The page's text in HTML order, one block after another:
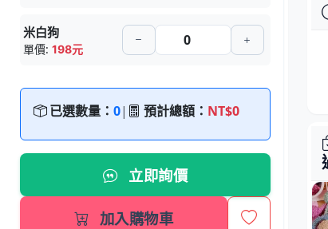
米白狗
單價:198元
已選數量：0| 預計總額： NT$0
立即詢價
加入購物車